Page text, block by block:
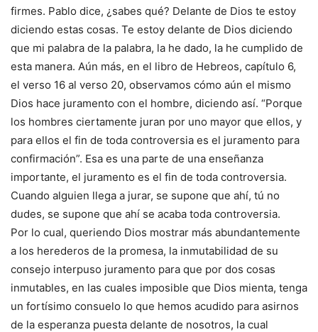
firmes. Pablo dice, ¿sabes qué? Delante de Dios te estoy
diciendo estas cosas. Te estoy delante de Dios diciendo
que mi palabra de la palabra, la he dado, la he cumplido de
esta manera. Aún más, en el libro de Hebreos, capítulo 6,
el verso 16 al verso 20, observamos cómo aún el mismo
Dios hace juramento con el hombre, diciendo así. “Porque
los hombres ciertamente juran por uno mayor que ellos, y
para ellos el fin de toda controversia es el juramento para
confirmación”. Esa es una parte de una enseñanza
importante, el juramento es el fin de toda controversia.
Cuando alguien llega a jurar, se supone que ahí, tú no
dudes, se supone que ahí se acaba toda controversia.
Por lo cual, queriendo Dios mostrar más abundantemente
a los herederos de la promesa, la inmutabilidad de su
consejo interpuso juramento para que por dos cosas
inmutables, en las cuales imposible que Dios mienta, tenga
un fortísimo consuelo lo que hemos acudido para asirnos
de la esperanza puesta delante de nosotros, la cual